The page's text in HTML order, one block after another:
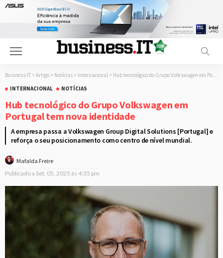
Business-IT > Artigo > Notícias > Internacional > Hub tecnológico do Grupo Volkswagen em Portugal tem nova identidade
INTERNACIONAL
NOTÍCIAS
Hub tecnológico do Grupo Volkswagen em
Portugal tem nova identidade
A empresa passa a Volkswagen Group Digital Solutions [Portugal] e
reforça o seu posicionamento como centro de nível mundial.
Mafalda Freire
Publicado a Set. 05, 2025 às 4:35 pm